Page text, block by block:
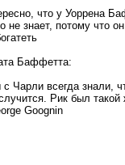
что у Уоррена
не знает, потому что
Баффетта:
Чарли всегда знали,
Рик был
Goognin